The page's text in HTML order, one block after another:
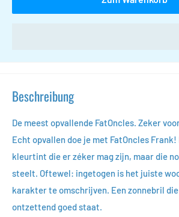
Beschreibung
De meest opvallende FatOncles. Zeker
Echt opvallen doe je met FatOncles
kleurtint die er zéker mag zijn, maar die
steelt. Oftewel: ingetogen is het juiste
karakter te omschrijven. Een zonnebril
ontzettend goed staat.